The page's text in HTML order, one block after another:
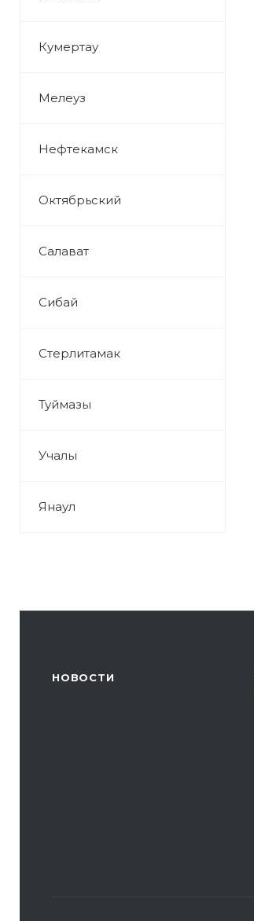
Кумертау
Мелеуз
Нефтекамск
Октябрьский
Салават
Сибай
Стерлитамак
Туймазы
Учалы
Янаул
НОВОСТИ